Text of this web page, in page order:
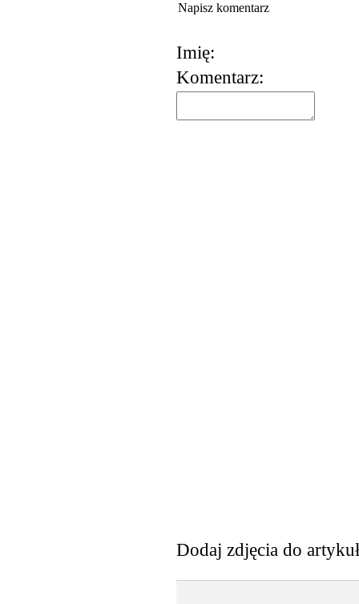
Napisz komentarz
Imię:
Komentarz:
Dodaj zdjęcia do